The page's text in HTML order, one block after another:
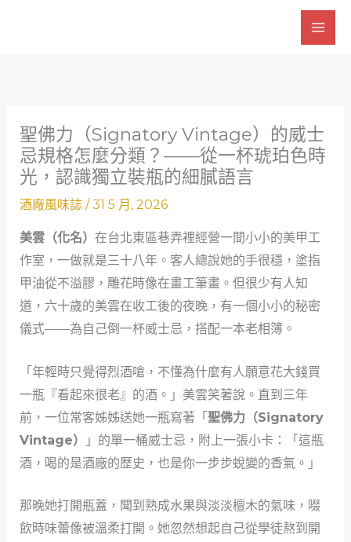
聖佛力（Signatory Vintage）的威士
忌規格怎麼分類？——從一杯琥珀色時
光，認識獨立裝瓶的細膩語言
酒廠風味誌/31 5 月, 2026
美雲（化名） 在台北東區巷弄裡經營一間小小的美甲工
作室，一做就是三十八年。客人總說她的手很穩，塗指
甲油從不溢膠，雕花時像在畫工筆畫。但很少有人知
道，六十歲的美雲在收工後的夜晚，有一個小小的秘密
儀式——為自己倒一杯威士忌，搭配一本老相簿。
「年輕時只覺得烈酒嗆，不懂為什麼有人願意花大錢買
一瓶『看起來很老』的酒。」美雲笑著說。直到三年
前，一位常客姊姊送她一瓶寫著「 聖佛力（Signatory
Vintage）
」的單一桶威士忌，附上一張小卡：「這瓶
酒，喝的是酒廠的歷史，也是你一步步蛻變的香氣。」
那晚她打開瓶蓋，聞到熟成水果與淡淡檀木的氣味，啜
飲時味蕾像被溫柔打開。她忽然想起自己從學徒熬到開